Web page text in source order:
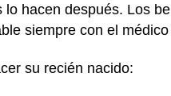
lo hacen después. Los
siempre con el
su recién nacido: